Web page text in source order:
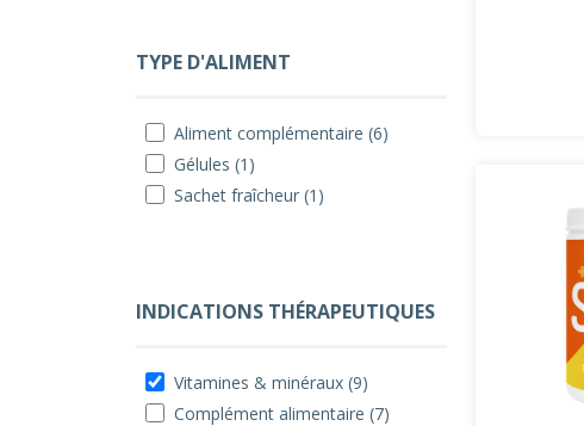
TYPE D'ALIMENT
Aliment complémentaire (6)
Gélules (1)
Sachet fraîcheur (1)
INDICATIONS THÉRAPEUTIQUES
Vitamines & minéraux (9)
Complément alimentaire (7)